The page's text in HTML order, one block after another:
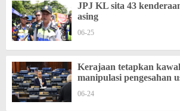
JPJ KL sita 43
asing
06-25
Kerajaan tetapkan
manipulasi pengesahan
06-24